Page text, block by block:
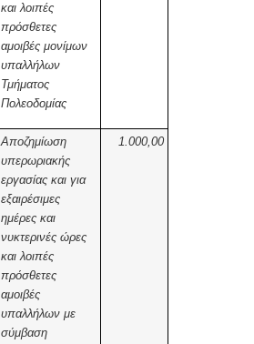
και λοιπές
πρόσθετες
αμοιβές μονίμων
υπαλλήλων
Τμήματος
Πολεοδομίας
Αποζημίωση
υπερωριακής
εργασίας και για
εξαιρέσιμες
ημέρες και
νυκτερινές ώρες
και λοιπές
πρόσθετες
αμοιβές
υπαλλήλων με
σύμβαση
1.000,00